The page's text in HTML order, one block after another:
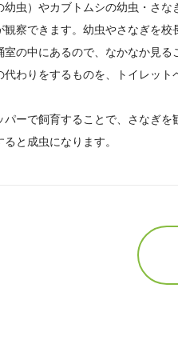
虫）やカブトムシの幼虫・さな
察できます。幼虫やさなぎを
の中にあるので、なかなか見
わりをするものを、トイレット
ーで飼育することで、さなぎ
と成虫になります。